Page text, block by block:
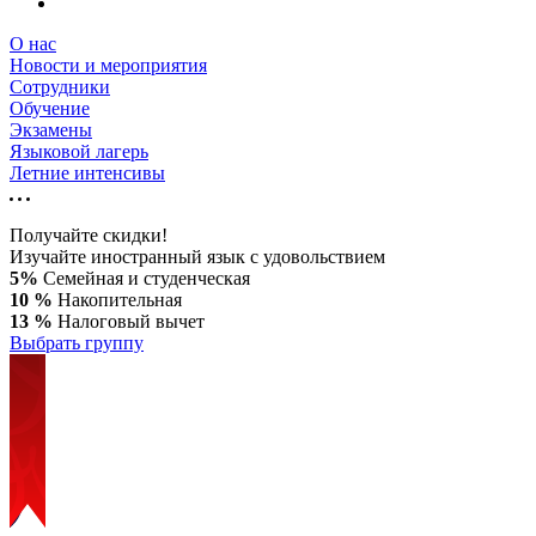
О нас
Новости и мероприятия
Сотрудники
Обучение
Экзамены
Языковой лагерь
Летние интенсивы
Получайте скидки!
Изучайте иностранный язык с удовольствием
5% Семейная и студенческая
10 % Накопительная
13 % Налоговый вычет
Выбрать группу